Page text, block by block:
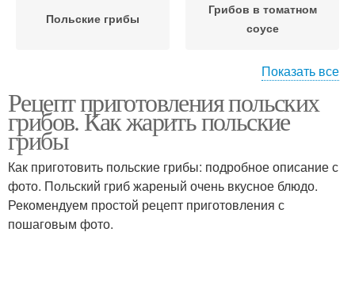
Польские грибы
Грибов в томатном
соусе
Грибов на зиму Польские рецепты
Лесные грибовы Грибов с картинками
Показать все
Рецепт приготовления польских
грибов. Как жарить польские
грибы
Как приготовить польские грибы: подробное описание с
фото. Польский гриб жареный очень вкусное блюдо.
Рекомендуем простой рецепт приготовления с
пошаговым фото.